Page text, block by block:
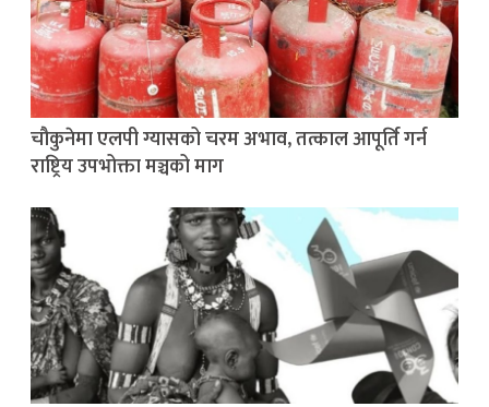
चौकुनेमा एलपी ग्यासको चरम अभाव, तत्काल आपूर्ति गर्न
राष्ट्रिय उपभोक्ता मञ्चको माग